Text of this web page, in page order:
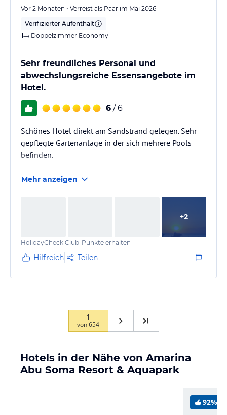
Vor 2 Monaten • Verreist als Paar im Mai 2026
Verifizierter Aufenthalt
Doppelzimmer Economy
Sehr freundliches Personal und
abwechslungsreiche Essensangebote im
Hotel.
6 / 6
Schönes Hotel direkt am Sandstrand gelegen. Sehr
gepflegte Gartenanlage in der sich mehrere Pools
befinden.
Mehr anzeigen
+2
HolidayCheck Club-Punkte erhalten
Hilfreich Teilen
1
von654
Hotels in der Nähe von Amarina
Abu Soma Resort & Aquapark
92%